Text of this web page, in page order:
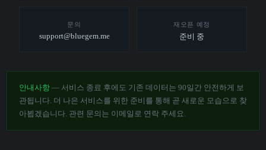
문의
support@bluegem.me
재오픈 예정
준비 중
안내사항 — 서비스 종료 후에도 기존 데이터는 90일간 안전하게 보
관됩니다. 더 나은 서비스를 위한 준비를 통해 곧 새로운 모습으로 찾
아뵙겠습니다. 관련 문의는 이메일로 연락 주세요.